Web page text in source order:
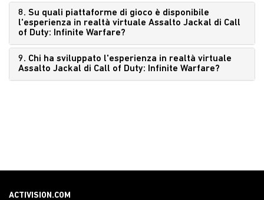
8. Su quali piattaforme di gioco è disponibile
l'esperienza in realtà virtuale Assalto Jackal di Call
of Duty: Infinite Warfare?
9. Chi ha sviluppato l'esperienza in realtà virtuale
Assalto Jackal di Call of Duty: Infinite Warfare?
ACTIVISION.COM